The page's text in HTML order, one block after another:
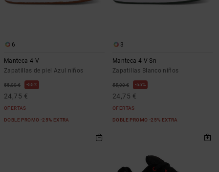
6
Manteca 4 V
Zapatillas de piel Azul niños
55,00 € 55%
24,75 €
OFERTAS
DOBLE PROMO -25% EXTRA
3
Manteca 4 V Sn
Zapatillas Blanco niños
55,00 € 55%
24,75 €
OFERTAS
DOBLE PROMO -25% EXTRA